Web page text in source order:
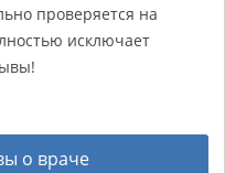
проверяется на
исключает
о враче